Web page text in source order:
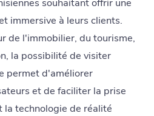
immersive à leurs clients.
de l'immobilier, du tourisme,
la possibilité de visiter
permet d'améliorer
et de faciliter la prise
la technologie de réalité